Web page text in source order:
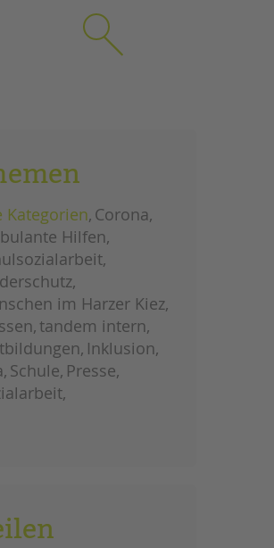
Kategorien Corona
Hilfen
im Harzer Kiez
tandem intern
Inklusion
Schule Presse